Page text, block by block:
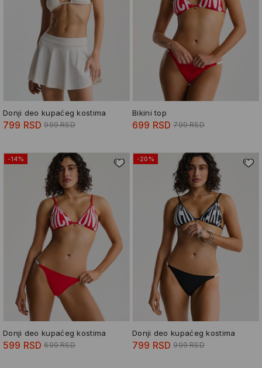
Donji deo kupaćeg kostima
799 RSD 999 RSD
Bikini top
699 RSD 799 RSD
-14%
Donji deo kupaćeg kostima
599 RSD 699 RSD
-20%
Donji deo kupaćeg kostima
799 RSD 999 RSD